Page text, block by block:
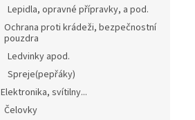
Lepidla, opravné přípravky, a pod.
Ochrana proti krádeži, bezpečnostní
pouzdra
Ledvinky apod.
Spreje(pepřáky)
Elektronika, svítilny...
Čelovky